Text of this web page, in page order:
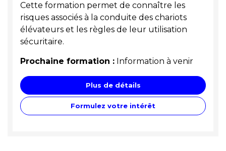
Cette formation permet de connaître les
risques associés à la conduite des chariots
élévateurs et les règles de leur utilisation
sécuritaire.
Prochaine formation : Information à venir
Plus de détails
Formulez votre intérêt